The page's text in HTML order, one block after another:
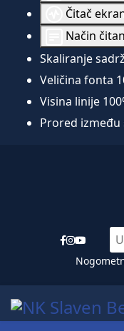
Čitač
Način
Skaliranje
Veličina fonta
Visina linije 100
Prored između